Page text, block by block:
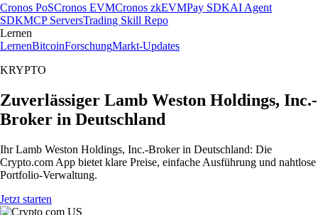
Cronos PoSCronos EVMCronos zkEVMPay SDKAI Agent
SDKMCP ServersTrading Skill Repo
Lernen
LernenBitcoinForschungMarkt-Updates
KRYPTO
Zuverlässiger Lamb Weston Holdings, Inc.-
Broker in Deutschland
Ihr Lamb Weston Holdings, Inc.-Broker in Deutschland: Die
Crypto.com App bietet klare Preise, einfache Ausführung und nahtlose
Portfolio-Verwaltung.
Jetzt starten